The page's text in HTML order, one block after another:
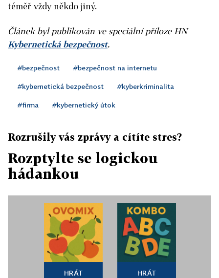
téměř vždy někdo jiný.
Článek byl publikován ve speciální příloze HN
Kybernetická bezpečnost.
#bezpečnost #bezpečnost na internetu
#kybernetická bezpečnost #kyberkriminalita
#firma #kybernetický útok
Rozrušily vás zprávy a cítíte stres?
Rozptylte se logickou
hádankou
HRÁT HRÁT